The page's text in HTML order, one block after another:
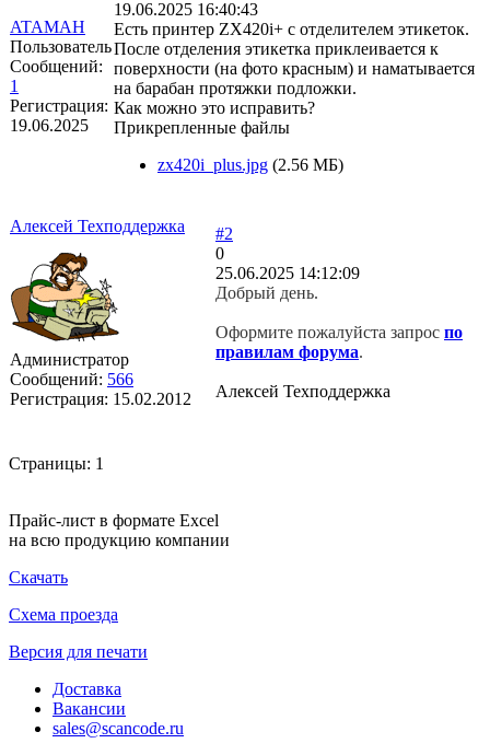
ATAMAH
Пользователь
Сообщений:
1
Регистрация:
19.06.2025
19.06.2025 16:40:43
Есть принтер ZX420i+ с отделителем этикеток.
После отделения этикетка приклеивается к
поверхности (на фото красным) и наматывается
на барабан протяжки подложки.
Как можно это исправить?
Прикрепленные файлы
zx420i_plus.jpg (2.56 МБ)
Алексей Техподдержка
Администратор
Сообщений: 566
Регистрация: 15.02.2012
#2
0
25.06.2025 14:12:09
Добрый день.
Оформите пожалуйста запрос по
правилам форума.
Алексей Техподдержка
Страницы: 1
Прайс-лист в формате Excel
на всю продукцию компании
Скачать
Схема проезда
Версия для печати
Доставка
Вакансии
sales@scancode.ru